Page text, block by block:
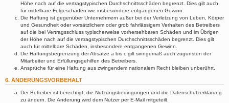
Höhe nach auf die vertragstypischen Durchschnittsschäden begrenzt. Dies gilt auch
für mittelbare Folgeschäden wie insbesondere entgangenen Gewinn.
Die Haftung ist gegenüber Unternehmern außer bei der Verletzung von Leben, Körper
und Gesundheit oder vorsätzlichem oder grob fahrlässigem Verhalten des Betreibers
auf die bei Vertragsschluss typischerweise vorhersehbaren Schäden und im Übrigen
der Höhe nach auf die vertragstypischen Durchschnittsschäden begrenzt. Dies gilt
auch für mittelbare Schäden, insbesondere entgangenen Gewinn.
Die Haftungsbegrenzung der Absätze a bis c gilt sinngemäß auch zugunsten der
Mitarbeiter und Erfüllungsgehilfen des Betreibers.
Ansprüche für eine Haftung aus zwingendem nationalem Recht bleiben unberührt.
6. ÄNDERUNGSVORBEHALT
Der Betreiber ist berechtigt, die Nutzungsbedingungen und die Datenschutzerklärung
zu ändern. Die Änderung wird dem Nutzer per E-Mail mitgeteilt.